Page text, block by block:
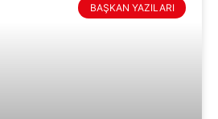
BAŞKAN YAZILARI